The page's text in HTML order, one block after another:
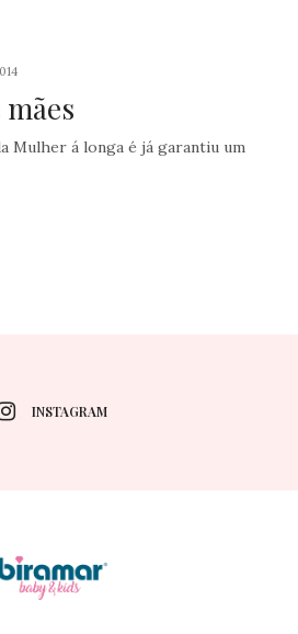
Mulher á longa é já garantiu um
INSTAGRAM